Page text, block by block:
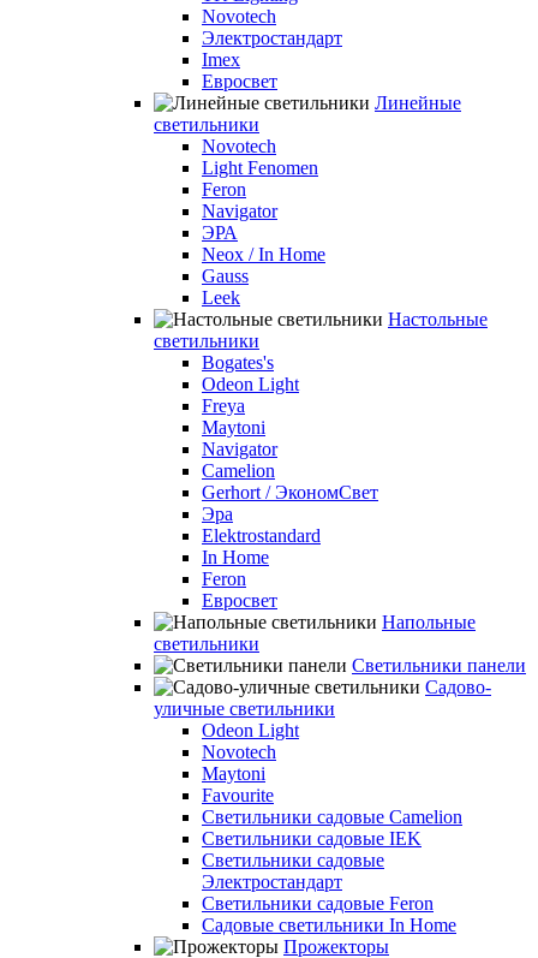
Novotech
Электростандарт
Imex
Евросвет
Линейные
светильники
Novotech
Light Fenomen
Feron
Navigator
ЭРА
Neox / In Home
Gauss
Leek
Настольные
светильники
Bogates's
Odeon Light
Freya
Maytoni
Navigator
Camelion
Gerhort / ЭкономСвет
Эра
Elektrostandard
In Home
Feron
Евросвет
Напольные
светильники
Светильники панели
Садово-
уличные светильники
Odeon Light
Novotech
Maytoni
Favourite
Светильники садовые Camelion
Светильники садовые IEK
Светильники садовые
Электростандарт
Светильники садовые Feron
Садовые светильники In Home
Прожекторы